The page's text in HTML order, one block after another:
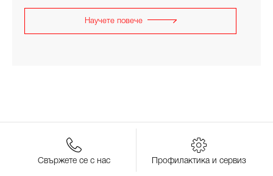
Научете повече
Свържете се с нас Профилактика и сервиз